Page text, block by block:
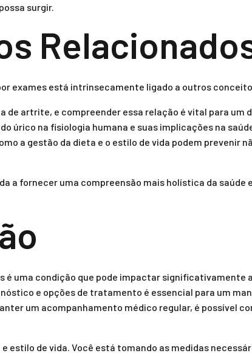
surgir.
exames está intrinsecamente ligado a outros
de artrite, e compreender essa relação é vital para um
úrico na fisiologia humana e suas implicações na
a gestão da dieta e o estilo de vida podem prevenir
a fornecer uma compreensão mais holística da saúde
é uma condição que pode impactar significativamente
e opções de tratamento é essencial para um
um acompanhamento médico regular, é possível
estilo de vida. Você está tomando as medidas